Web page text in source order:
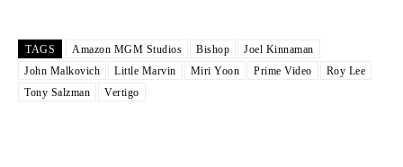
TAGS Amazon MGM Studios Bishop
Joel Kinnaman
John Malkovich
Little Marvin Miri Yoon Prime Video
Roy Lee
Tony Salzman
Vertigo